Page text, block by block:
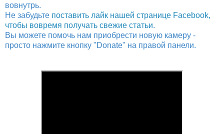
вовнутрь.
Не забудьте поставить лайк нашей странице Facebook,
чтобы вовремя получать свежие статьи.
Вы можете помочь нам приобрести новую камеру -
просто нажмите кнопку "Donate" на правой панели.